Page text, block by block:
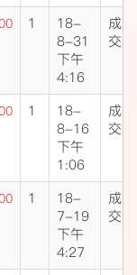
1
18-
8-31
下午
4:16
成
交
1
18-
8-16
下午
1:06
成
交
1
18-
7-19
下午
4:27
成
交